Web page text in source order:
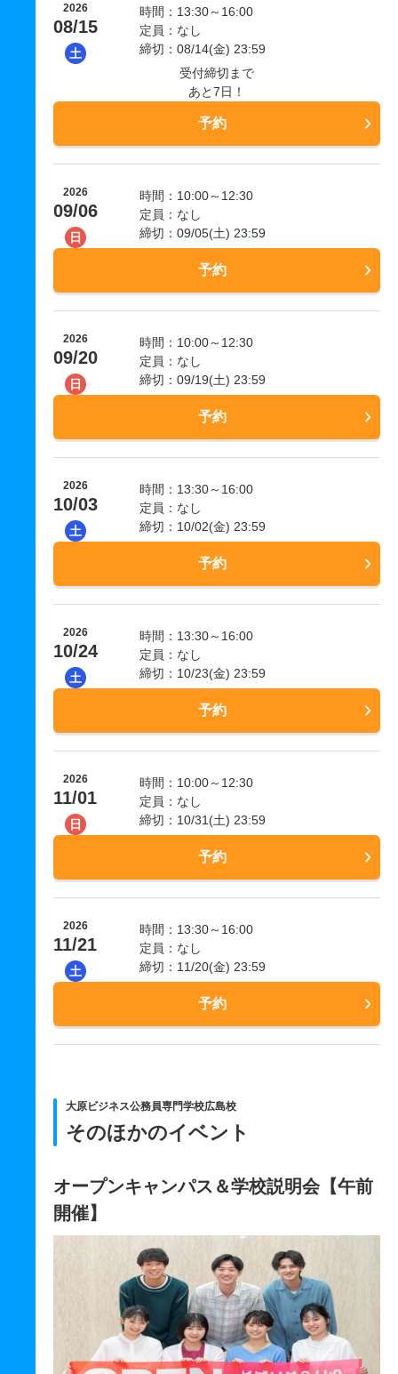
2026
08/15
土
時間：13:30～16:00
定員：なし
締切：08/14(金) 23:59
受付締切まで
あと7日！
予約
2026
09/06
日
時間：10:00～12:30
定員：なし
締切：09/05(土) 23:59
予約
2026
09/20
日
時間：10:00～12:30
定員：なし
締切：09/19(土) 23:59
予約
2026
10/03
土
時間：13:30～16:00
定員：なし
締切：10/02(金) 23:59
予約
2026
10/24
土
時間：13:30～16:00
定員：なし
締切：10/23(金) 23:59
予約
2026
11/01
日
時間：10:00～12:30
定員：なし
締切：10/31(土) 23:59
予約
2026
11/21
土
時間：13:30～16:00
定員：なし
締切：11/20(金) 23:59
予約
大原ビジネス公務員専門学校広島校
そのほかのイベント
オープンキャンパス＆学校説明会【午前
開催】